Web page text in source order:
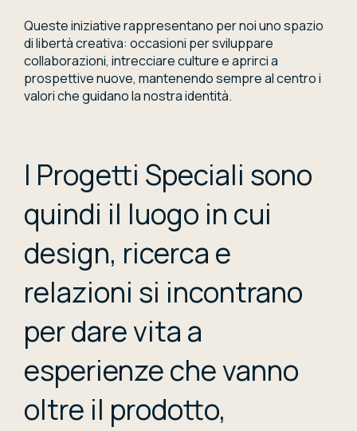
Queste iniziative rappresentano per noi uno spazio
di libertà creativa: occasioni per sviluppare
collaborazioni, intrecciare culture e aprirci a
prospettive nuove, mantenendo sempre al centro i
valori che guidano la nostra identità.
I Progetti Speciali sono
quindi il luogo in cui
design, ricerca e
relazioni si incontrano
per dare vita a
esperienze che vanno
oltre il prodotto,